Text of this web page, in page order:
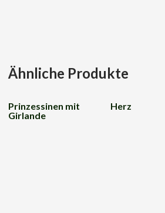
Ähnliche Produkte
Prinzessinen mit
Girlande
Herz